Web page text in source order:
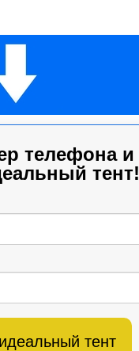
телефона и
тент!
тент